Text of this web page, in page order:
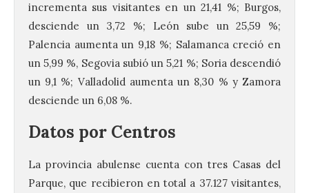
incrementa sus visitantes en un 21,41 %; Burgos,
desciende un 3,72 %; León sube un 25,59 %;
Palencia aumenta un 9,18 %; Salamanca creció en
un 5,99 %, Segovia subió un 5,21 %; Soria descendió
un 9,1 %; Valladolid aumenta un 8,30 % y Zamora
desciende un 6,08 %.
Datos por Centros
La provincia abulense cuenta con tres Casas del
Parque, que recibieron en total a 37.127 visitantes,